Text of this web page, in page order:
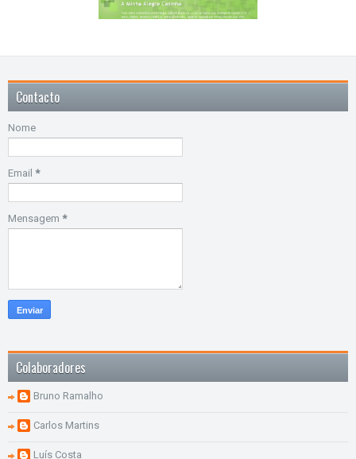
Contacto
Nome
Email *
Mensagem *
Colaboradores
Bruno Ramalho
Carlos Martins
Luís Costa